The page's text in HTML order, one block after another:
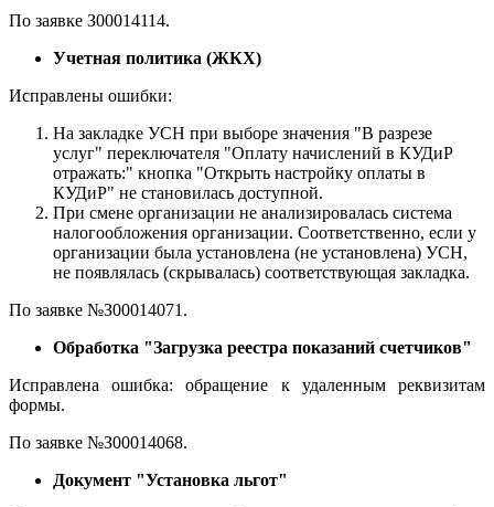
По заявке З00014114.
Учетная политика (ЖКХ)
Исправлены ошибки:
На закладке УСН при выборе значения "В разрезе
услуг" переключателя "Оплату начислений в КУДиР
отражать:" кнопка "Открыть настройку оплаты в
КУДиР" не становилась доступной.
При смене организации не анализировалась система
налогообложения организации. Соответственно, если у
организации была установлена (не установлена) УСН,
не появлялась (скрывалась) соответствующая закладка.
По заявке №З00014071.
Обработка "Загрузка реестра показаний счетчиков"
Исправлена ошибка: обращение к удаленным реквизитам
формы.
По заявке №З00014068.
Документ "Установка льгот"